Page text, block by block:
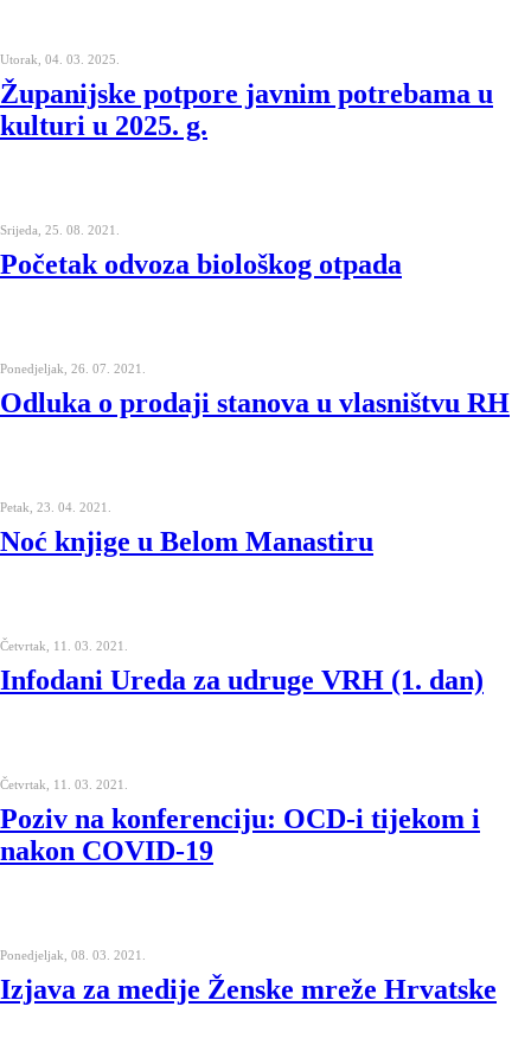
Utorak, 04. 03. 2025.
Županijske potpore javnim potrebama u
kulturi u 2025. g.
Srijeda, 25. 08. 2021.
Početak odvoza biološkog otpada
Ponedjeljak, 26. 07. 2021.
Odluka o prodaji stanova u vlasništvu RH
Petak, 23. 04. 2021.
Noć knjige u Belom Manastiru
Četvrtak, 11. 03. 2021.
Infodani Ureda za udruge VRH (1. dan)
Četvrtak, 11. 03. 2021.
Poziv na konferenciju: OCD-i tijekom i
nakon COVID-19
Ponedjeljak, 08. 03. 2021.
Izjava za medije Ženske mreže Hrvatske